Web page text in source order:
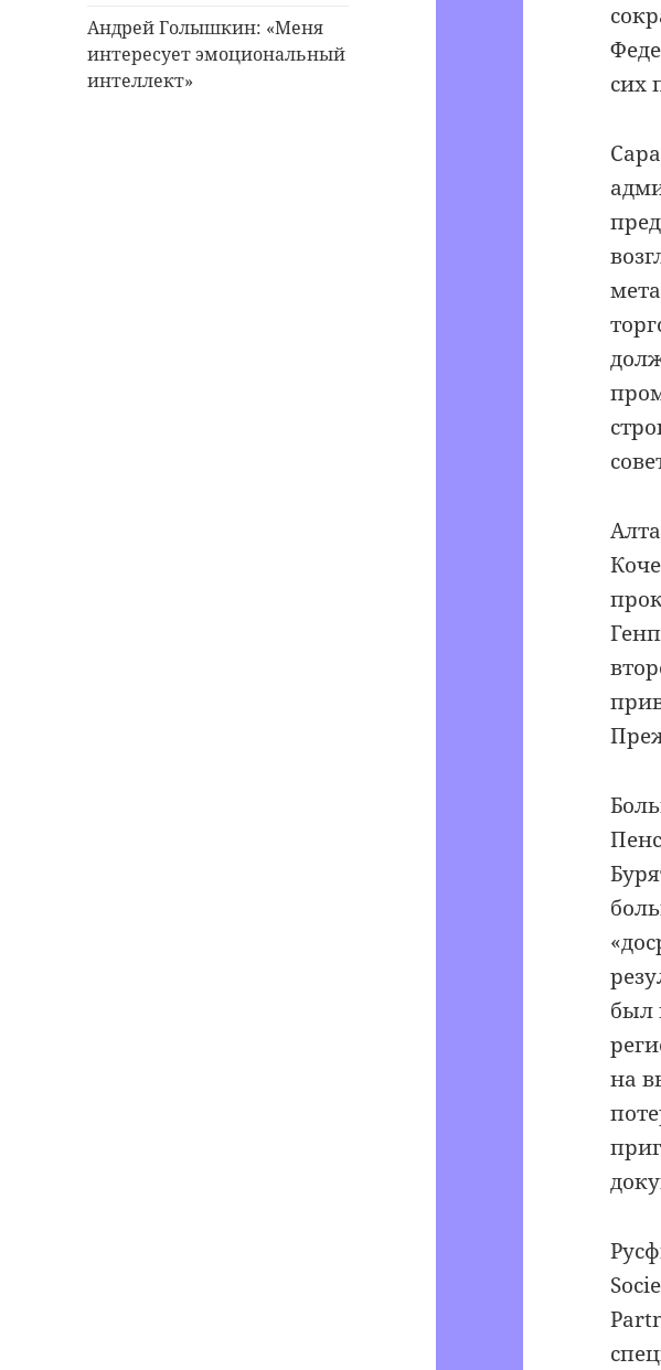
Андрей Голышкин: «Меня
интересует эмоциональный
интеллект»
сих
был
на